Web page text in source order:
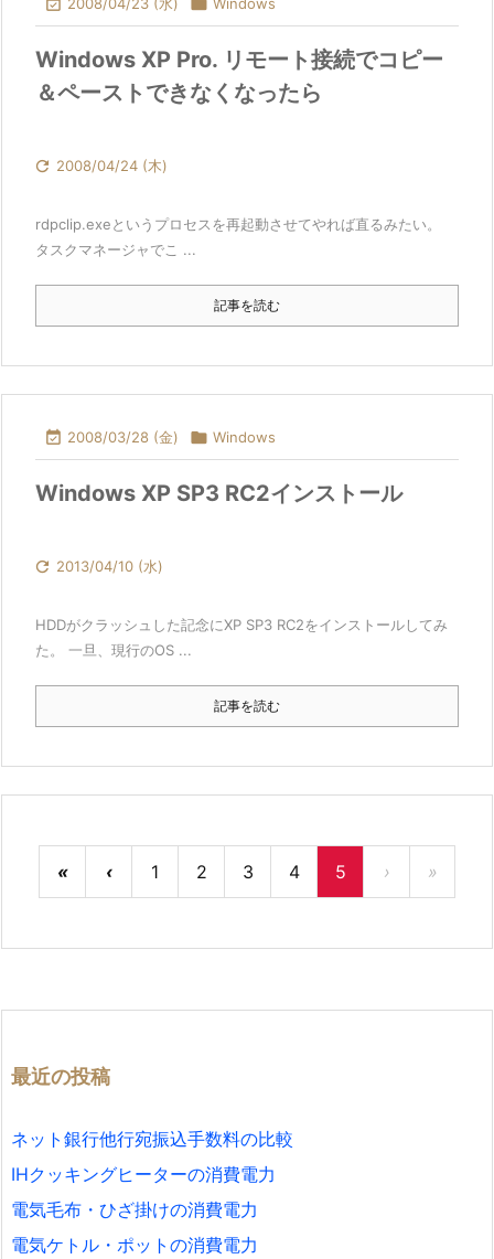
 
Windows XP Pro. リモート接続でコピー
＆ペーストできなくなったら
 2008/04/24 (木)
rdpclip.exeというプロセスを再起動させてやれば直るみたい。
タスクマネージャでこ ...
記事を読む
 2008/03/28 (金)  Windows
Windows XP SP3 RC2インストール
 2013/04/10 (水)
HDDがクラッシュした記念にXP SP3 RC2をインストールしてみ
た。 一旦、現行のOS ...
記事を読む
« ‹ 1 2 3 4 5 › »
最近の投稿
ネット銀行他行宛振込手数料の比較
IHクッキングヒーターの消費電力
電気毛布・ひざ掛けの消費電力
電気ケトル・ポットの消費電力